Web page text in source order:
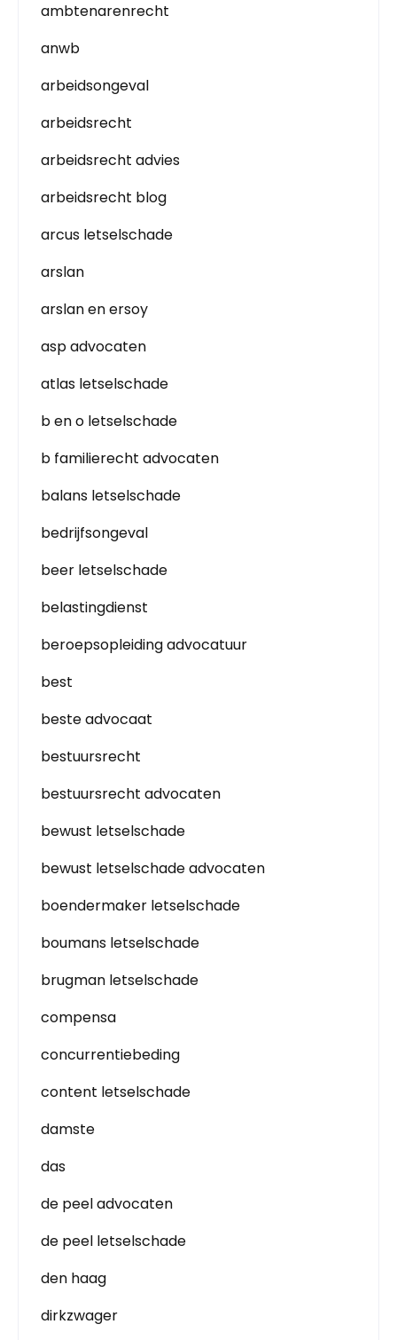
ambtenarenrecht
anwb
arbeidsongeval
arbeidsrecht
arbeidsrecht advies
arbeidsrecht blog
arcus letselschade
arslan
arslan en ersoy
asp advocaten
atlas letselschade
b en o letselschade
b familierecht advocaten
balans letselschade
bedrijfsongeval
beer letselschade
belastingdienst
beroepsopleiding advocatuur
best
beste advocaat
bestuursrecht
bestuursrecht advocaten
bewust letselschade
bewust letselschade advocaten
boendermaker letselschade
boumans letselschade
brugman letselschade
compensa
concurrentiebeding
content letselschade
damste
das
de peel advocaten
de peel letselschade
den haag
dirkzwager